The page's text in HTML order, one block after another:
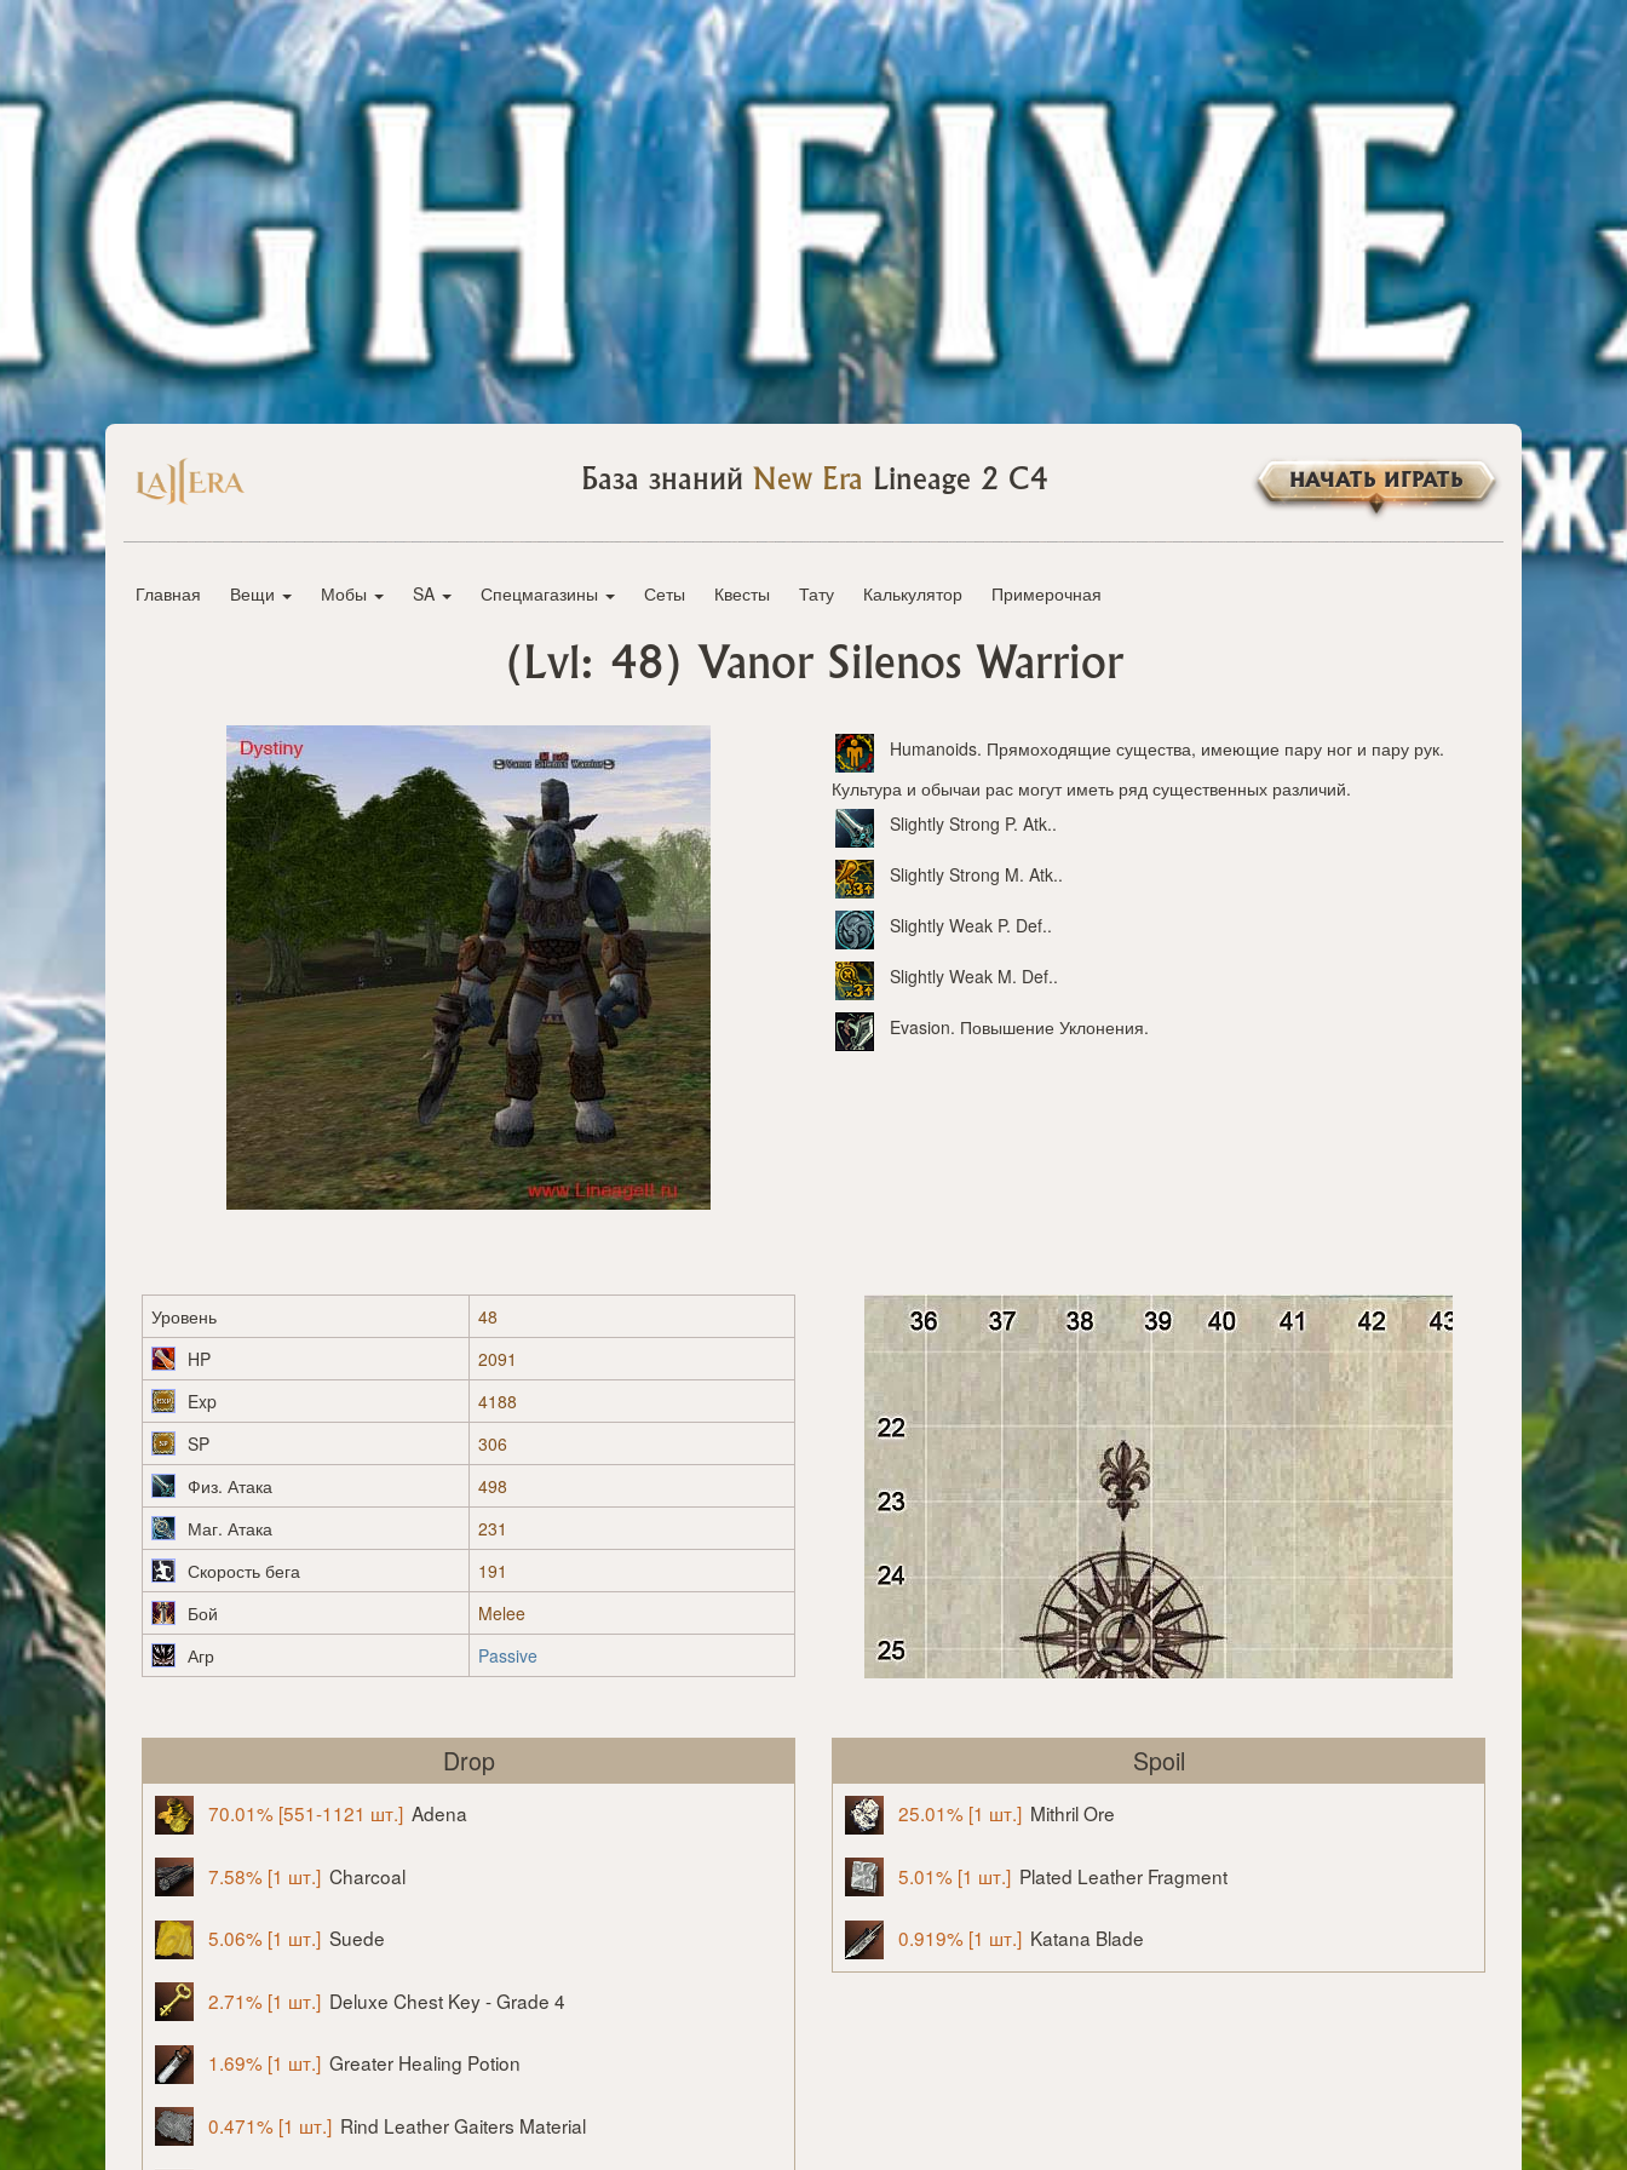
База знаний New Era Lineage 2 C4 НАЧАТЬ ИГРАТЬ
Главная Вещи Мобы SA Спецмагазины Сеты Квесты Тату Калькулятор Примерочная
(Lvl: 48) Vanor Silenos Warrior
Humanoids. Прямоходящие существа, имеющие пару ног и пару рук.
Культура и обычаи рас могут иметь ряд существенных различий.
Slightly Strong P. Atk..
Slightly Strong M. Atk..
Slightly Weak P. Def..
Slightly Weak M. Def..
Evasion. Повышение Уклонения.
Уровень
48
HP
2091
Exp
4188
SP
306
Физ. Атака
498
Маг. Атака
231
Скорость бега
191
Бой
Melee
Агр
Passive
Drop
70.01% [551-1121 шт.] Adena
7.58% [1 шт.] Charcoal
5.06% [1 шт.] Suede
2.71% [1 шт.] Deluxe Chest Key - Grade 4
1.69% [1 шт.] Greater Healing Potion
0.471% [1 шт.] Rind Leather Gaiters Material
Spoil
25.01% [1 шт.] Mithril Ore
5.01% [1 шт.] Plated Leather Fragment
0.919% [1 шт.] Katana Blade